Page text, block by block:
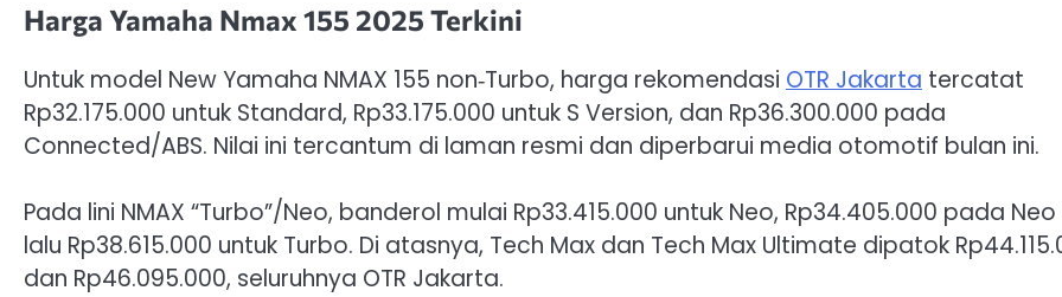
Harga Yamaha Nmax 155 2025 Terkini
Untuk model New Yamaha NMAX 155 non‑Turbo, harga rekomendasi OTR Jakarta tercatat
Rp32.175.000 untuk Standard, Rp33.175.000 untuk S Version, dan Rp36.300.000 pada
Connected/ABS. Nilai ini tercantum di laman resmi dan diperbarui media otomotif bulan ini.
Pada lini NMAX “Turbo”/Neo, banderol mulai Rp33.415.000 untuk Neo, Rp34.405.000 pada Neo
lalu Rp38.615.000 untuk Turbo. Di atasnya, Tech Max dan Tech Max Ultimate dipatok
dan Rp46.095.000, seluruhnya OTR Jakarta.